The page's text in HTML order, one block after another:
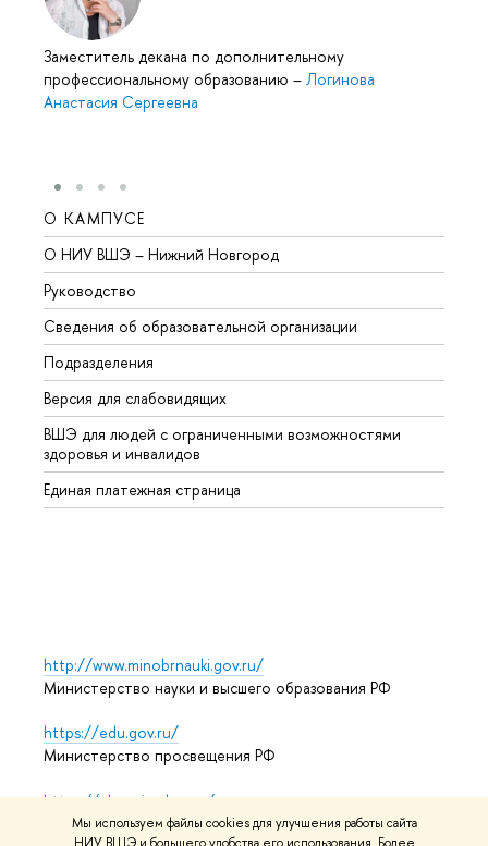
Мы используем файлы cookies для улучшения работы сайта
Заместитель декана по дополнительному
профессиональному образованию – Логинова
Анастасия Сергеевна
О КАМПУСЕ
О НИУ ВШЭ – Нижний Новгород
Руководство
Сведения об образовательной организации
Подразделения
Версия для слабовидящих
ВШЭ для людей с ограниченными возможностями
здоровья и инвалидов
Единая платежная страница
http://www.minobrnauki.gov.ru/
Министерство науки и высшего образования РФ
https://edu.gov.ru/
Министерство просвещения РФ
https://elearning.hse.ru/mooc
Массовые открытые онлайн-курсы